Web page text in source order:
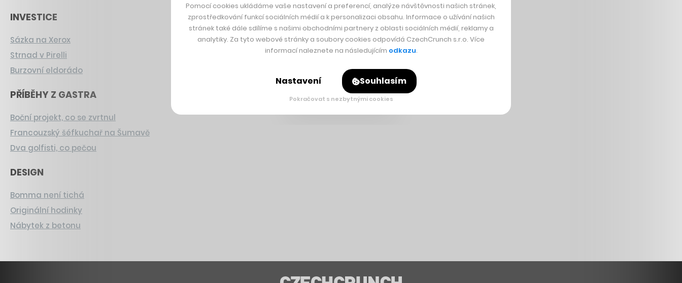
INVESTICE
Sázka na Xerox
Strnad v Pirelli
Burzovní eldorádo
PŘÍBĚHY Z GASTRA
Boční projekt, co se zvrtnul
Francouzský šéfkuchař na Šumavě
Dva golfisti, co pečou
DESIGN
Bomma není tichá
Originální hodinky
Nábytek z betonu
Pomocí cookies ukládáme vaše nastavení a preferencí, analýze návštěvnosti našich stránek,
zprostředkování funkcí sociálních médií a k personalizaci obsahu. Informace o užívání našich
stránek také dále sdílíme s našimi obchodními partnery z oblasti sociálních médií, reklamy a
analytiky. Za tyto webové stránky a soubory cookies odpovídá CzechCrunch s.r.o. Více
informací naleznete na následujícím odkazu.
Nastavení Souhlasím
Pokračovat s nezbytnými cookies